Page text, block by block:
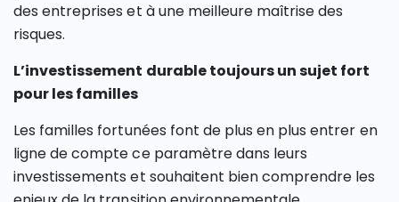
des entreprises et à une meilleure maîtrise des
risques.
L’investissement durable toujours un sujet fort
pour les familles
Les familles fortunées font de plus en plus entrer en
ligne de compte ce paramètre dans leurs
investissements et souhaitent bien comprendre les